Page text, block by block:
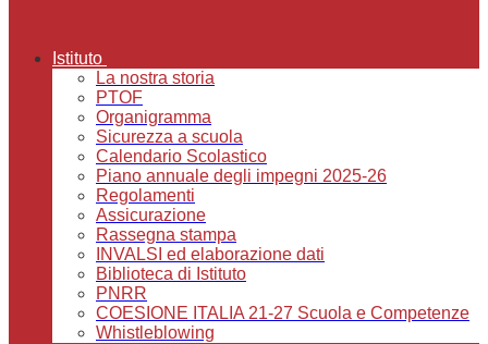
Istituto
La nostra storia
PTOF
Organigramma
Sicurezza a scuola
Calendario Scolastico
Piano annuale degli impegni 2025-26
Regolamenti
Assicurazione
Rassegna stampa
INVALSI ed elaborazione dati
Biblioteca di Istituto
PNRR
COESIONE ITALIA 21-27 Scuola e Competenze
Whistleblowing